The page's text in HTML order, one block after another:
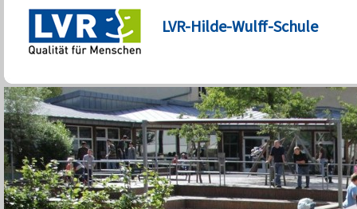
LVR-Hilde-Wulff-Schule